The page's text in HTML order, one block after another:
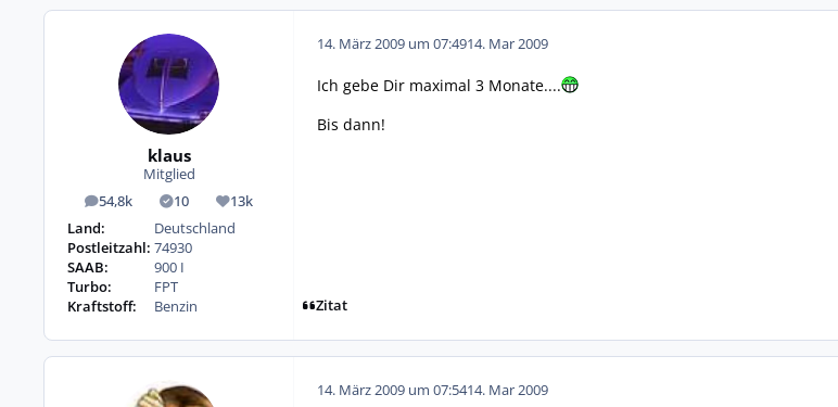
klaus
Mitglied
54,8k
Beiträge 10
Lösungen13k
Reputation
Land:
Deutschland
Postleitzahl: 74930
SAAB:
900 I
Turbo:
FPT
Kraftstoff:
Benzin
14. März 2009 um 07:4914. Mar 2009
Ich gebe Dir maximal 3 Monate....
Bis dann!
Zitat
14. März 2009 um 07:5414. Mar 2009